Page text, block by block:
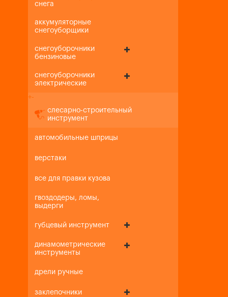
снега
аккумуляторные
снегоуборщики
снегоуборочники
бензиновые
снегоуборочники
электрические
+-
слесарно-строительный
инструмент
автомобильные шприцы
верстаки
все для правки кузова
гвоздодеры, ломы,
выдерги
губцевый инструмент
динамометрические
инструменты
дрели ручные
заклепочники